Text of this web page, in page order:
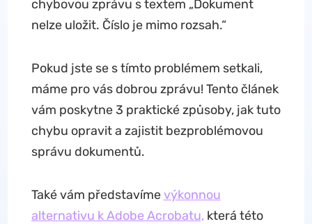
chybovou zprávu s textem „Dokument
nelze uložit. Číslo je mimo rozsah.“
Pokud jste se s tímto problémem setkali,
máme pro vás dobrou zprávu! Tento článek
vám poskytne 3 praktické způsoby, jak tuto
chybu opravit a zajistit bezproblémovou
správu dokumentů.
Také vám představímevýkonnou
alternativu k Adobe Acrobatu,která této